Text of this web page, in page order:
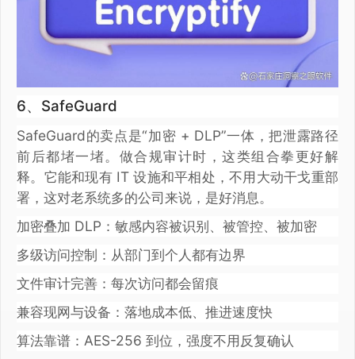
6、SafeGuard
SafeGuard的卖点是“加密 + DLP”一体，把泄露路径
前后都堵一堵。做合规审计时，这类组合拳更好解
释。它能和现有 IT 设施和平相处，不用大动干戈重部
署，这对老系统多的公司来说，是好消息。
加密叠加 DLP：敏感内容被识别、被管控、被加密
多级访问控制：从部门到个人都有边界
文件审计完善：每次访问都会留痕
兼容现网与设备：落地成本低、推进速度快
算法靠谱：AES-256 到位，强度不用反复确认